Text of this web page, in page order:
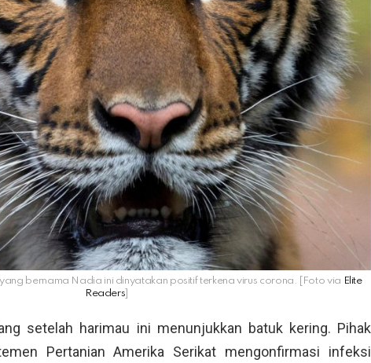
bernama Nadia ini dinyatakan positif terkena virus corona. [Foto via Elite
Readers
setelah harimau ini menunjukkan batuk kering. Pihak
Pertanian Amerika Serikat mengonfirmasi infeksi